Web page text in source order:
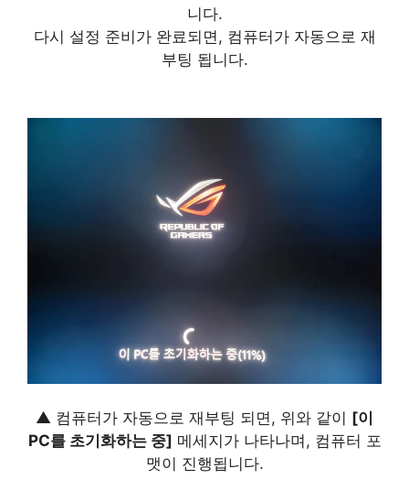
니다.
다시 설정 준비가 완료되면, 컴퓨터가 자동으로 재
부팅 됩니다.
▲ 컴퓨터가 자동으로 재부팅 되면, 위와 같이 [이
PC를 초기화하는 중] 메세지가 나타나며, 컴퓨터 포
맷이 진행됩니다.